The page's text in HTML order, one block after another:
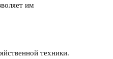
им
техники.